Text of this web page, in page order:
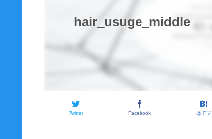
hair_usuge_middle
Twitter Facebook はてブ